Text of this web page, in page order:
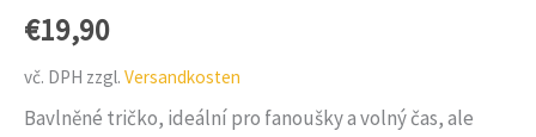
hodnocení
zákazníků
€19,90
vč. DPH zzgl. Versandkosten
Bavlněné tričko, ideální pro fanoušky a volný čas, ale